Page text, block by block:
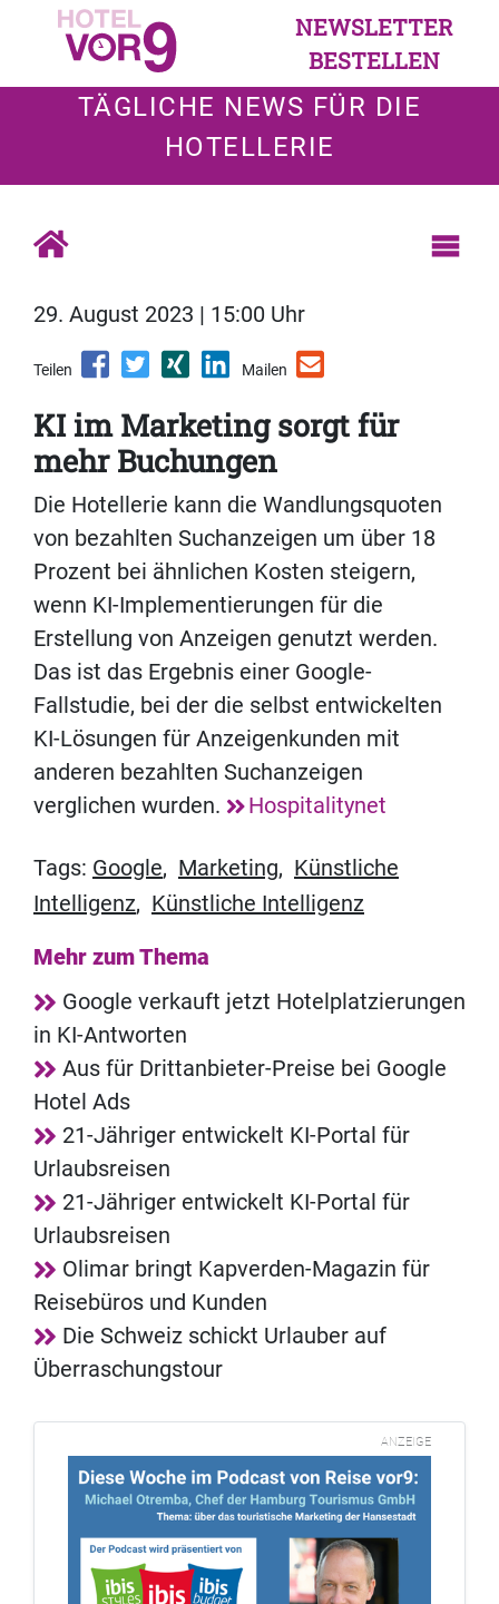
NEWSLETTER
BESTELLEN
TÄGLICHE NEWS FÜR DIE
HOTELLERIE
29. August 2023 | 15:00 Uhr
Teilen Mailen
KI im Marketing sorgt für
mehr Buchungen
Die Hotellerie kann die Wandlungsquoten
von bezahlten Suchanzeigen um über 18
Prozent bei ähnlichen Kosten steigern,
wenn KI-Implementierungen für die
Erstellung von Anzeigen genutzt werden.
Das ist das Ergebnis einer Google-
Fallstudie, bei der die selbst entwickelten
KI-Lösungen für Anzeigenkunden mit
anderen bezahlten Suchanzeigen
verglichen wurden.
Hospitalitynet
Tags: Google, Marketing, Künstliche
Intelligenz, Künstliche Intelligenz
Mehr zum Thema
Google verkauft jetzt Hotelplatzierungen
in KI-Antworten
Aus für Drittanbieter-Preise bei Google
Hotel Ads
21-Jähriger entwickelt KI-Portal für
Urlaubsreisen
21-Jähriger entwickelt KI-Portal für
Urlaubsreisen
Olimar bringt Kapverden-Magazin für
Reisebüros und Kunden
Die Schweiz schickt Urlauber auf
Überraschungstour
ANZEIGE